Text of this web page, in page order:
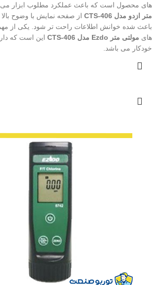
های محصول است که باعث عملکرد مطلوب ابزار می
متر ازدو مدل CTS-406
از صفحه نمایش با وضوح
باعث شده خوانش اطلاعات راحت تر شود. یکی از
های مولتی متر Ezdo مدل CTS-406
این است که
خودکار می باشد.